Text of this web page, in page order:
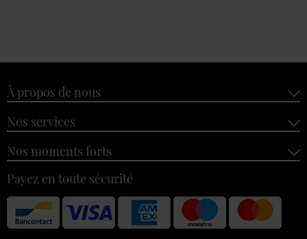
À propos de nous
Nos services
Nos moments forts
Payez en toute sécurité